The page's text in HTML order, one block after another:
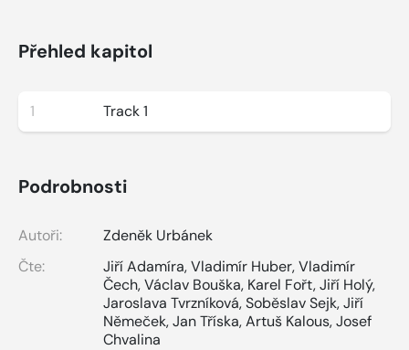
Přehled kapitol
1 Track 1
Podrobnosti
Autoři:
Zdeněk Urbánek
Čte:
Jiří Adamíra,Vladimír Huber,Vladimír
Čech,Václav Bouška, Karel Fořt,Jiří Holý,
Jaroslava Tvrzníková,Soběslav Sejk,Jiří
Němeček,Jan Tříska,Artuš Kalous,Josef
Chvalina